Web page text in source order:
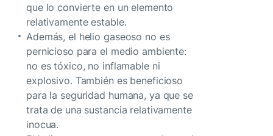
que lo convierte en un elemento
relativamente estable.
Además, el helio gaseoso no es
pernicioso para el medio ambiente:
no es tóxico, no inflamable ni
explosivo. También es beneficioso
para la seguridad humana, ya que se
trata de una sustancia relativamente
inocua.